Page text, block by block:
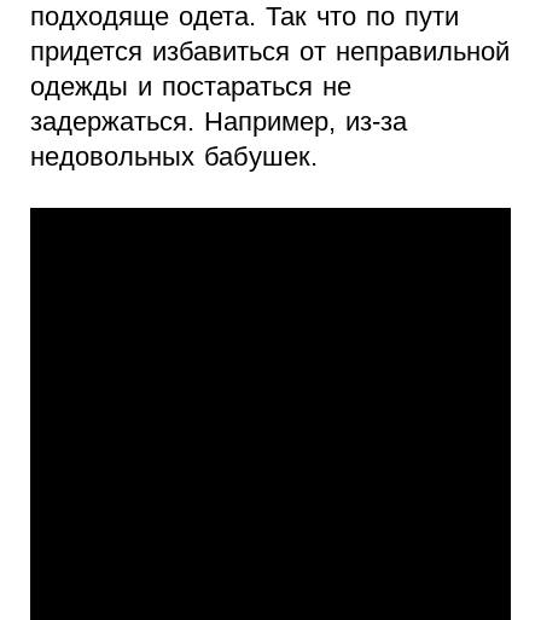
подходяще одета. Так что по пути
придется избавиться от неправильной
одежды и постараться не
задержаться. Например, из-за
недовольных бабушек.